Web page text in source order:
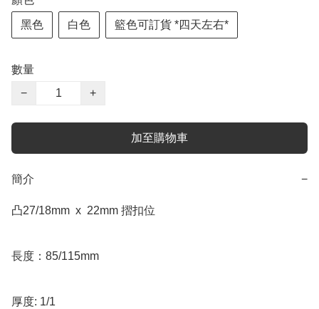
黑色 白色 籃色可訂貨 *四天左右*
數量
−
+
加至購物車
簡介 −
凸27/18mm  x  22mm 摺扣位
長度：85/115mm
厚度: 1/1